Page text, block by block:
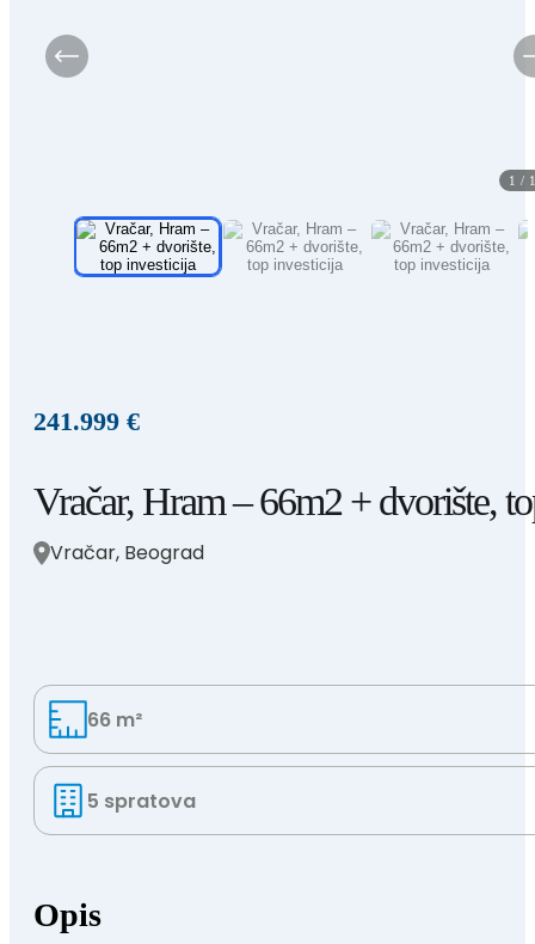
1 /
241.999 €
Vračar, Hram – 66m2 + dvorište,
Vračar, Beograd
66 m²
5 spratova
Opis